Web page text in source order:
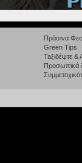
Πράσινα
Green Tips
Taξιδέψτε
Προσωπικά